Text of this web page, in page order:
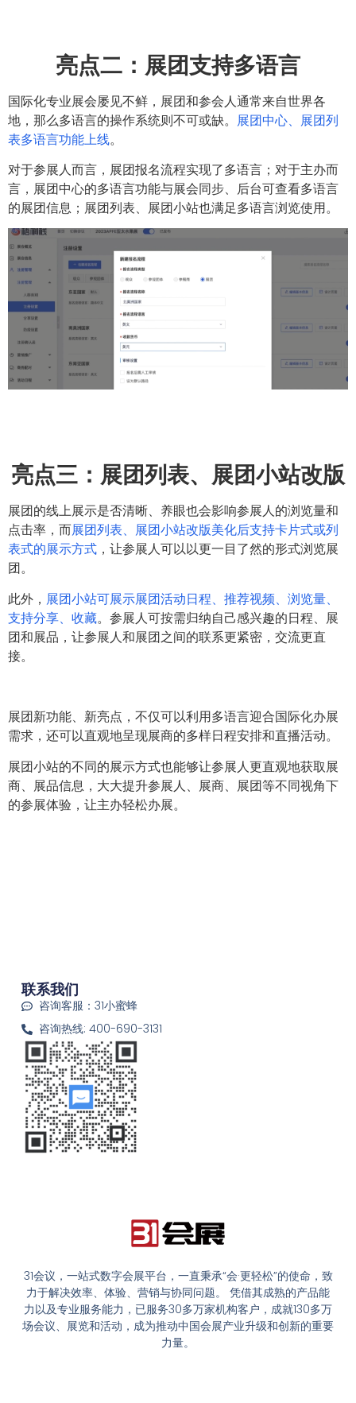
亮点二： 展团支持多语言
国际化专业展会屡见不鲜，展团和参会人通常来自世界各
地，那么多语言的操作系统则不可或缺。 展团中心、展团列
表多语言功能上线。
对于参展人而言，展团报名流程实现了多语言；对于主办而
言，展团中心的多语言功能与展会同步、后台可查看多语言
的展团信息；展团列表、展团小站也满足多语言浏览使用。
亮点三： 展团列表、展团小站改版
展团的线上展示是否清晰、养眼也会影响参展人的浏览量和
点击率，而展团列表、展团小站改版美化后支持卡片式或列
表式的展示方式 ，让参展人可以以更一目了然的形式浏览展
团。
此外， 展团小站可展示展团活动日程、推荐视频、浏览量、
支持分享、收藏。参展人可按需归纳自己感兴趣的日程、展
团和展品，让参展人和展团之间的联系更紧密，交流更直
接。
展团新功能、新亮点，不仅可以利用多语言迎合国际化办展
需求，还可以直观地呈现展商的多样日程安排和直播活动。
展团小站的不同的展示方式也能够让参展人更直观地获取展
商、展品信息，大大提升参展人、展商、展团等不同视角下
的参展体验，让主办轻松办展。
31会议，一站式数字会展平台，一直秉承“会·更轻松”的使命，致
力于解决效率、体验、营销与协同问题。 凭借其成熟的产品能
力以及专业服务能力，已服务30多万家机构客户，成就130多万
场会议、展览和活动，成为推动中国会展产业升级和创新的重要
力量。
联系我们
咨询客服：31小蜜蜂
咨询热线: 400-690-3131